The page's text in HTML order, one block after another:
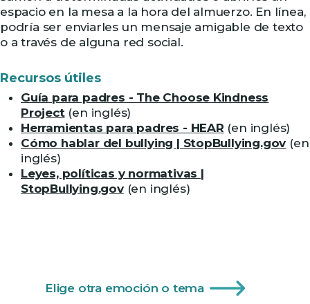
espacio en la mesa a la hora del almuerzo. En línea,
podría ser enviarles un mensaje amigable de texto
o a través de alguna red social.
Recursos útiles
Guía para padres - The Choose Kindness
Project(en inglés)
Herramientas para padres - HEAR (en inglés)
Cómo hablar del bullying | StopBullying.gov (en
inglés)
Leyes, políticas y normativas |
StopBullying.gov (en inglés)
Elige otra emoción o tema